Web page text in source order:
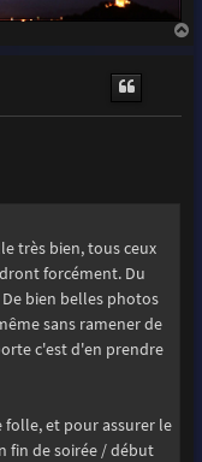
très bien, tous ceux
forcément. Du
bien belles photos
sans ramener de
c'est d'en prendre
folle, et pour assurer le
fin de soirée / début